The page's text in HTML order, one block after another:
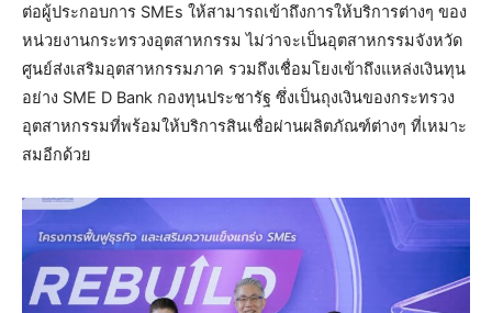
ต่อผู้ประกอบการ SMEs ให้สามารถเข้าถึงการให้บริการต่างๆ ของ
หน่วยงานกระทรวงอุตสาหกรรม ไม่ว่าจะเป็นอุตสาหกรรมจังหวัด
ศูนย์ส่งเสริมอุตสาหกรรมภาค รวมถึงเชื่อมโยงเข้าถึงแหล่งเงินทุน
อย่าง SME D Bank กองทุนประชารัฐ ซึ่งเป็นถุงเงินของกระทรวง
อุตสาหกรรมที่พร้อมให้บริการสินเชื่อผ่านผลิตภัณฑ์ต่างๆ ที่เหมาะ
สมอีกด้วย